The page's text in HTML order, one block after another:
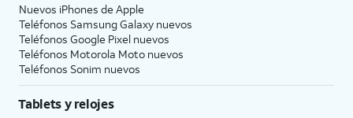
Nuevos iPhones de Apple
Teléfonos Samsung Galaxy nuevos
Teléfonos Google Pixel nuevos
Teléfonos Motorola Moto nuevos
Teléfonos Sonim nuevos
Tablets y relojes